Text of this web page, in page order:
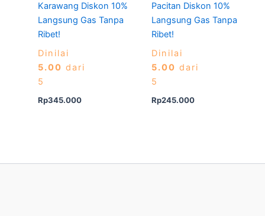
Karawang Diskon 10%
Langsung Gas Tanpa
Ribet!
Dinilai
5.00 dari
5
Rp345.000
Pacitan Diskon 10%
Langsung Gas Tanpa
Ribet!
Dinilai
5.00 dari
5
Rp245.000